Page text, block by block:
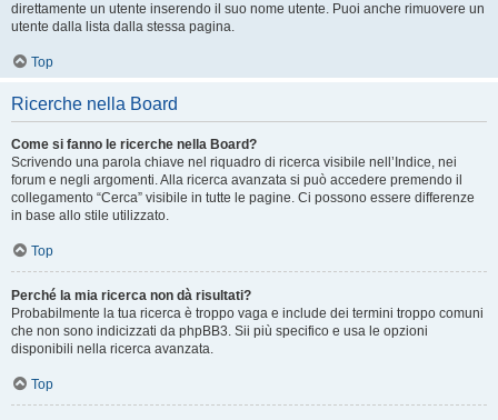
direttamente un utente inserendo il suo nome utente. Puoi anche rimuovere un
utente dalla lista dalla stessa pagina.
Top
Ricerche nella Board
Come si fanno le ricerche nella Board?
Scrivendo una parola chiave nel riquadro di ricerca visibile nell’Indice, nei
forum e negli argomenti. Alla ricerca avanzata si può accedere premendo il
collegamento “Cerca” visibile in tutte le pagine. Ci possono essere differenze
in base allo stile utilizzato.
Top
Perché la mia ricerca non dà risultati?
Probabilmente la tua ricerca è troppo vaga e include dei termini troppo comuni
che non sono indicizzati da phpBB3. Sii più specifico e usa le opzioni
disponibili nella ricerca avanzata.
Top